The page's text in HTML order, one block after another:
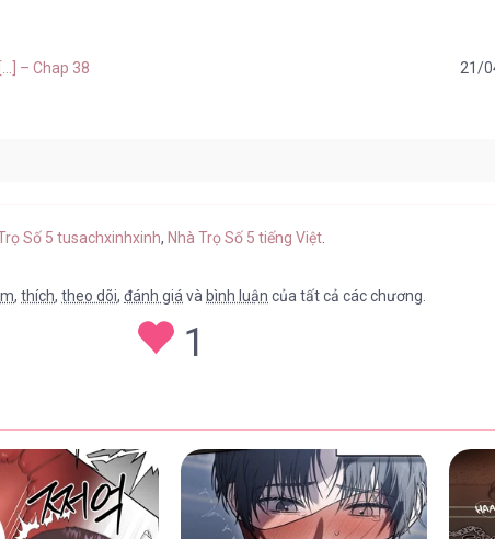
– Chap 38 21/
– Chap 35 21/
Số 5 tusachxinhxinh,Nhà Trọ Số 5 tiếng Việt
,thích,theo dõi,đánh giá vàbình luận của tất cả các chương.
1